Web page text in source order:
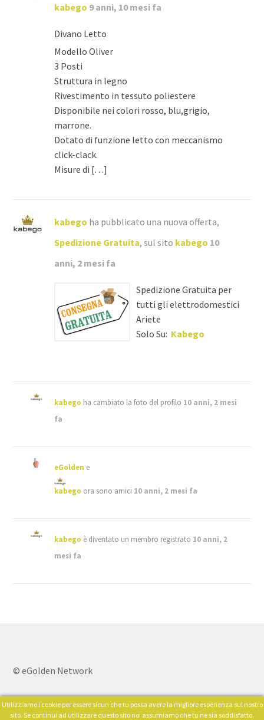
kabego 9 anni, 10 mesi fa
Divano Letto
Modello Oliver
3 Posti
Struttura in legno
Rivestimento in tessuto poliestere
Disponibile nei colori rosso, blu,grigio,
marrone.
Dotato di funzione letto con meccanismo
click-clack.
Misure di […]
kabego ha pubblicato una nuova offerta,
Spedizione Gratuita, sul sito kabego 10
anni, 2 mesi fa
Spedizione Gratuita per
tutti gli elettrodomestici
Ariete
Solo Su: Kabego
kabego ha cambiato la foto del profilo 10 anni, 2 mesi
fa
eGolden e
kabego ora sono amici 10 anni, 2 mesi fa
kabego è diventato un membro registrato 10 anni, 2
mesi fa
© eGolden Network
Utilizziamo i cookie per essere sicuri che tu possa avere la migliore esperienza sul nostro
sito. Se continui ad utilizzare questo sito noi assumiamo che tu ne sia soddisfatto.